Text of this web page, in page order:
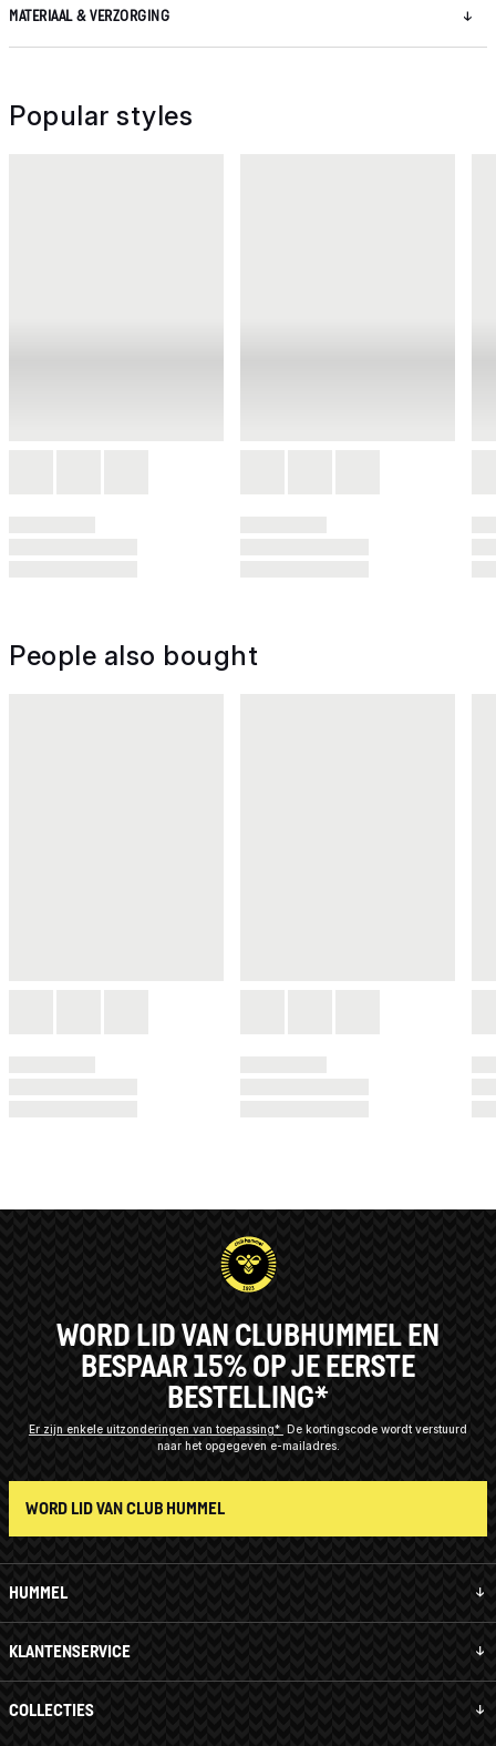
MATERIAAL & VERZORGING
Popular styles
People also bought
HUMMEL
KLANTENSERVICE
COLLECTIES
WORD LID VAN CLUBHUMMEL EN
BESPAAR 15% OP JE EERSTE
BESTELLING*
Er zijn enkele uitzonderingen van toepassing* De kortingscode wordt verstuurd
naar het opgegeven e-mailadres.
WORD LID VAN CLUB HUMMEL